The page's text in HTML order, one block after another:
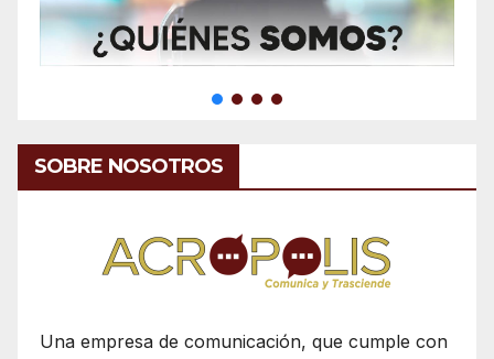
SOBRE NOSOTROS
Una empresa de comunicación, que cumple con